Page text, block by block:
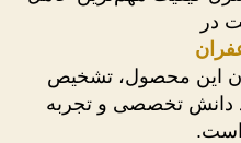
در
این محصول، تشخیص
دانش تخصصی و تجربه